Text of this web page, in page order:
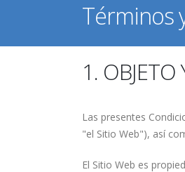
Términos
1. OBJETO
Las presentes
"el Sitio Web"), así
El Sitio Web es